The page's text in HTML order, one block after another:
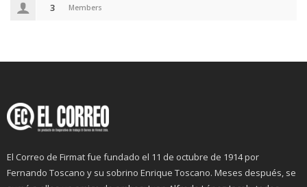
3 Members
El Correo de Firmat fue fundado el 11 de octubre de 1914 por
Fernando Toscano y su sobrino Enrique Toscano. Meses después, se